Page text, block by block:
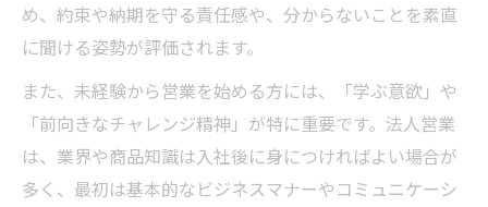
め、約束や納期を守る責任感や、分からないことを素直
に聞ける姿勢が評価されます。
また、未経験から営業を始める方には、「学ぶ意欲」や
「前向きなチャレンジ精神」が特に重要です。法人営業
は、業界や商品知識は入社後に身につければよい場合が
多く、最初は基本的なビジネスマナーやコミュニケーシ